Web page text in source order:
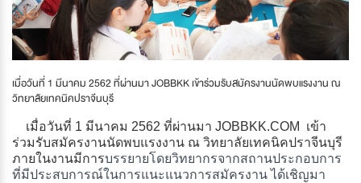
เมื่อวันที่ 1 มีนาคม 2562 ที่ผ่านมา JOBBKK เข้าร่วมรับสมัครงานนัดพบแรงงาน ณ
วิทยาลัยเทคนิคปราจีนบุรี
เมื่อวันที่ 1 มีนาคม 2562 ที่ผ่านมา JOBBKK.COM เข้า
ร่วมรับสมัครงานนัดพบแรงงาน ณ วิทยาลัยเทคนิคปราจีนบุรี
ภายในงานมีการบรรยายโดยวิทยากรจากสถานประกอบการ
ที่มีประสบการณ์ในการแนะแนวการสมัครงาน ได้เชิญมา